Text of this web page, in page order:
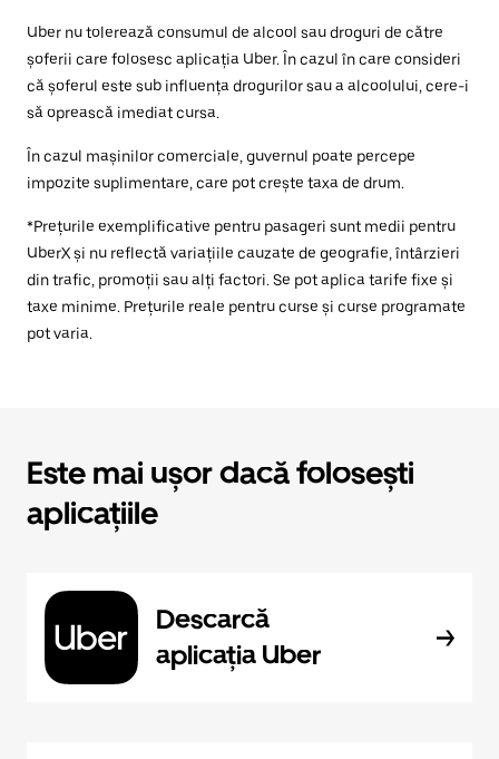
Uber nu tolerează consumul de alcool sau droguri de către
șoferii care folosesc aplicația Uber. În cazul în care consideri
că șoferul este sub influența drogurilor sau a alcoolului, cere-i
să oprească imediat cursa.
În cazul mașinilor comerciale, guvernul poate percepe
impozite suplimentare, care pot crește taxa de drum.
*Prețurile exemplificative pentru pasageri sunt medii pentru
UberX și nu reflectă variațiile cauzate de geografie, întârzieri
din trafic, promoții sau alți factori. Se pot aplica tarife fixe și
taxe minime. Prețurile reale pentru curse și curse programate
pot varia.
Este mai ușor dacă folosești
aplicațiile
Descarcă
aplicația Uber